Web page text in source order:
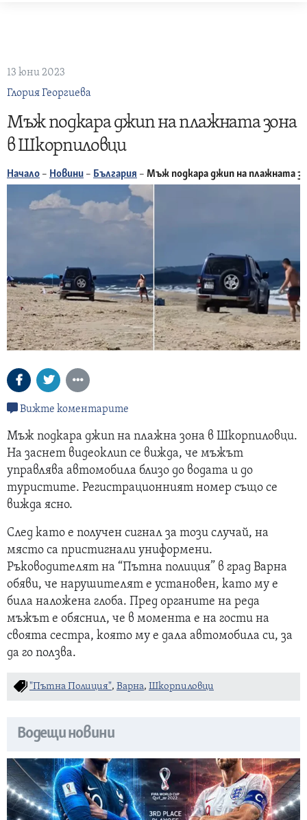
13 юни 2023
Глория Георгиева
Мъж подкара джип на плажната зона
в Шкорпиловци
Начало – Новини – България – Мъж подкара джип на плажната
Вижте коментарите
Мъж подкара джип на плажна зона в Шкорпиловци.
На заснет видеоклип се вижда, че мъжът
управлява автомобила близо до водата и до
туристите. Регистрационният номер също се
вижда ясно.
След като е получен сигнал за този случай, на
място са пристигнали униформени.
Ръководителят на “Пътна полиция” в град Варна
обяви, че нарушителят е установен, като му е
била наложена глоба. Пред органите на реда
мъжът е обяснил, че в момента е на гости на
своята сестра, която му е дала автомобила си, за
да го ползва.
"Пътна Полиция", Варна, Шкорпиловци
Водещи новини